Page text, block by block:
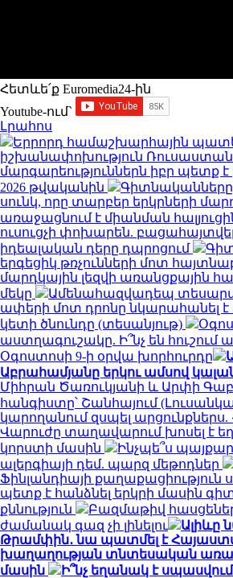
Հետևե՛ք Euromedia24-ին
Youtube-ում`
Լրահոս
Երրորդ համաշխարհային
իշխանափոխություն
մարգարեություններն իբր պետք
2026 թվականին
Գիտնականները
սունկ, որը տարբեր երկրների
առաջացնում է միանման
ուսուցչի փոխարեն.
իդեալական դերը դպրոցում
երգեցիկ թռչունների մոտ
մարդկային լեզվի առանցքային
մեկը
Ամենահազվադեպ
ափերի մոտ դրոնը նկարահանել
կետի ծնունդը (տեսանյութ)
աստղագուշակը. Ի՞նչ են հուշում
Օգոստոսի 9-ի օրվա խորհուրդը
Աբրահամյանը երկու ամսով
Միհրան Ծառուկյանի և Արփի
հանգիստը՝ Շանհայում
կարողանում զսպել արցունքներս.
Վարուժը տաղավարում խոսել է
կորստի մասին
Ինչպե՞ս
ալերգիայի դեմ. պարզ մեթոդներ
Ֆինլանդիայի
պետք է հանձնել երկրի մասին
քննություն
Բազմաթիվ
ժամանակ գազ չի լինելու
Ալիևը
Թրամփին․ նա պատմել է
խաղաղության տնտեսական
մասին
Ի՞նչ եղանակ է